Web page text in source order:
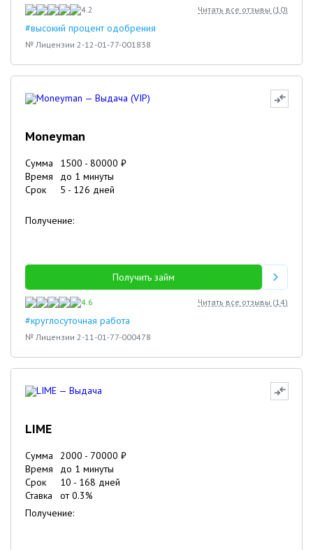
4.2 Читать все отзывы (10)
#высокий процент одобрения
№ Лицензии 2-12-01-77-001838
Moneyman
Сумма 1500 - 80000 ₽
Время
до 1 минуты
Срок
5 - 126 дней
Получение:
Получить займ
4.6 Читать все отзывы (14)
#круглосуточная работа
№ Лицензии 2-11-01-77-000478
LIME
Сумма 2000 - 70000 ₽
Время
до 1 минуты
Срок
10 - 168 дней
Ставка
от0.3%
Получение: